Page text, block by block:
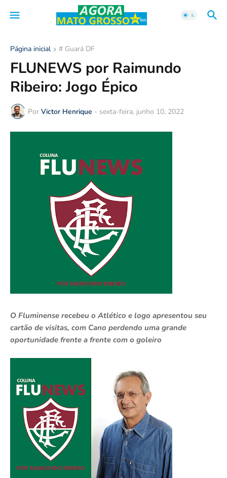
Página inicial # Guará DF
FLUNEWS por Raimundo
Ribeiro: Jogo Épico
Por Victor Henrique - sexta-feira, junho 10, 2022
O Fluminense recebeu o Atlético e logo apresentou seu
cartão de visitas, com Cano perdendo uma grande
oportunidade frente a frente com o goleiro